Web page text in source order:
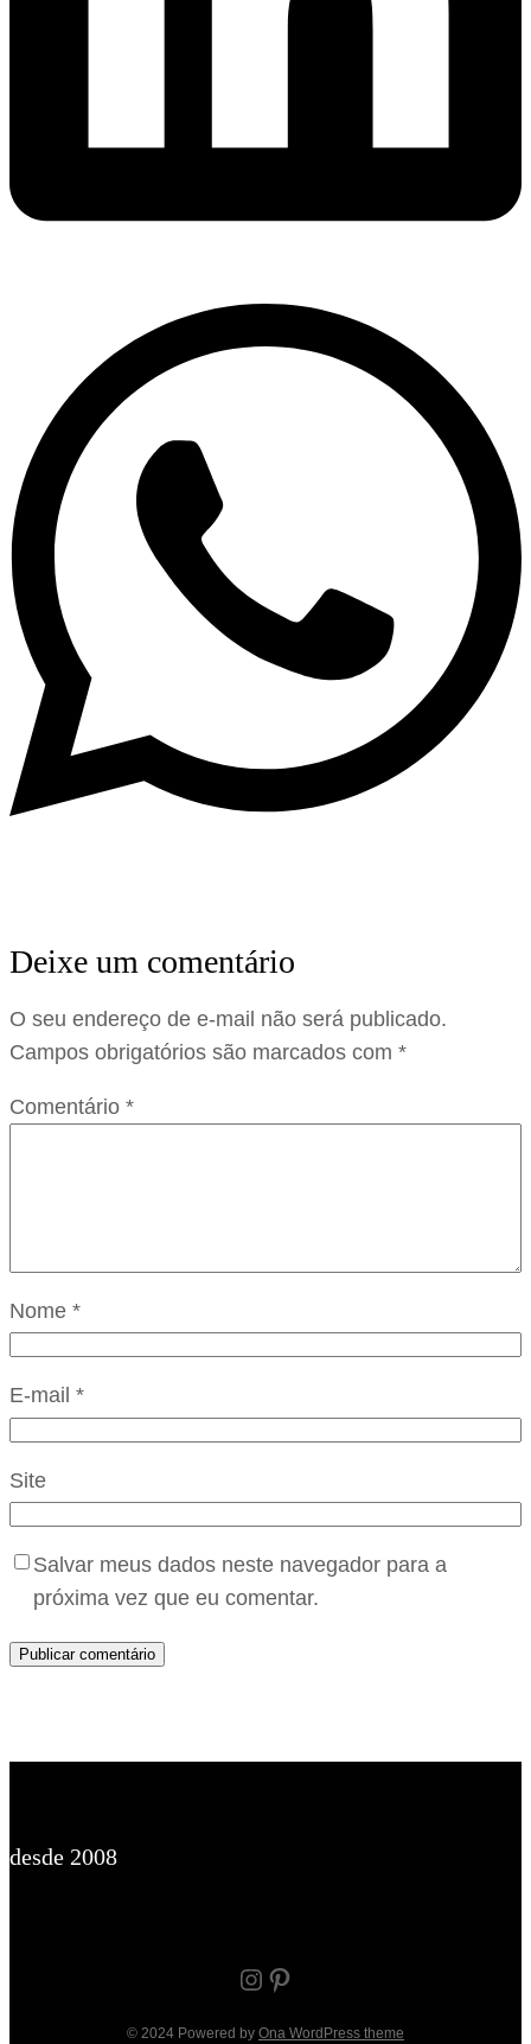
Deixe um comentário
O seu endereço de e-mail não será publicado.
Campos obrigatórios são marcados com *
Comentário *
Nome *
E-mail *
Site
Salvar meus dados neste navegador para a
próxima vez que eu comentar.
desde 2008
Instagram Pinterest
© 2024 Powered by Ona WordPress theme